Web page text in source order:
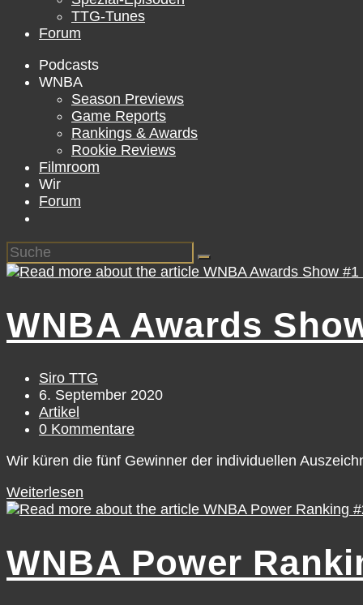
TTG-Tunes
Forum
Podcasts
WNBA
Season Previews
Game Reports
Rankings & Awards
Rookie Reviews
Filmroom
Wir
Forum
WNBA Awards
Beitrags-
Autor:
Siro TTG
Beitrag
veröffentlicht:
6. September 2020
Beitrags-
Kategorie:
Artikel
Beitrags-
0 Kommentare
Wir küren die fünf Gewinner der individuellen
Weiterlesen
Awards
–
6.
WNBA Power